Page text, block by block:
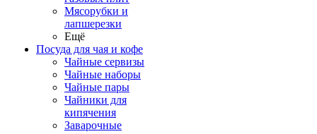
Мясорубки и
лапшерезки
Ещё
Посуда для чая и кофе
Чайные сервизы
Чайные наборы
Чайные пары
Чайники для
кипячения
Заварочные